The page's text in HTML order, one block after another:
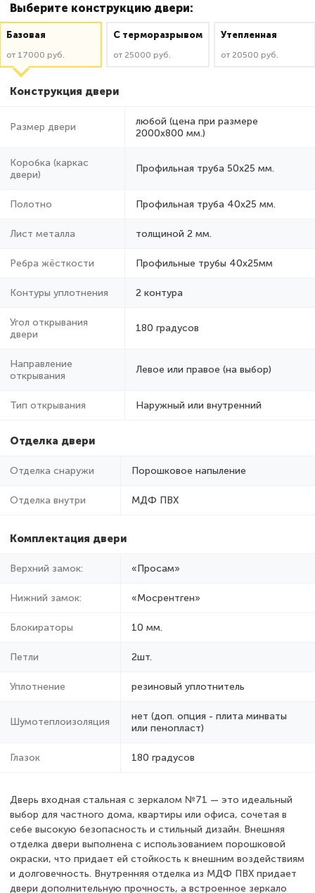
Выберите конструкцию двери:
Базовая
от 17000 руб.
C терморазрывом
от 25000 руб.
Утепленная
от 20500 руб.
Конструкция двери
Размер двери
любой (цена при размере
2000x800 мм.)
Коробка (каркас
двери)
Профильная труба 50х25 мм.
Полотно Профильная труба 40х25 мм.
Лист металла толщиной 2 мм.
Ребра жёсткости Профильные трубы 40х25мм
Контуры уплотнения 2 контура
Угол открывания
двери
180 градусов
Направление
открывания
Левое или правое (на выбор)
Тип открывания Наружный или внутренний
Отделка двери
Отделка снаружи Порошковое напыление
Отделка внутри МДФ ПВХ
Комплектация двери
Верхний замок: «Просам»
Нижний замок: «Мосрентген»
Блокираторы 10 мм.
Петли 2шт.
Уплотнение резиновый уплотнитель
Шумотеплоизоляция
нет (доп. опция - плита минваты
или пенопласт)
Глазок 180 градусов
Дверь входная стальная с зеркалом №71 — это идеальный
выбор для частного дома, квартиры или офиса, сочетая в
себе высокую безопасность и стильный дизайн. Внешняя
отделка двери выполнена с использованием порошковой
окраски, что придает ей стойкость к внешним воздействиям
и долговечность. Внутренняя отделка из МДФ ПВХ придает
двери дополнительную прочность, а встроенное зеркало